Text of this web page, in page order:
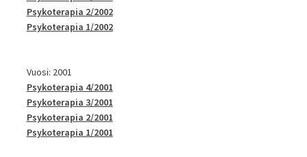
Psykoterapia 2/2002
Psykoterapia 1/2002
Vuosi: 2001
Psykoterapia 4/2001
Psykoterapia 3/2001
Psykoterapia 2/2001
Psykoterapia 1/2001